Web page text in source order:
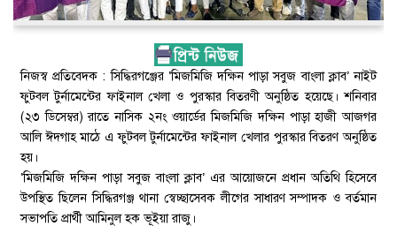
নিজস্ব প্রতিবেদক : সিদ্ধিরগঞ্জের ‘মিজমিজি দক্ষিন পাড়া সবুজ বাংলা ক্লাব’ নাইট
ফুটবল টুর্নামেন্টের ফাইনাল খেলা ও পুরস্কার বিতরণী অনুষ্ঠিত হয়েছে। শনিবার
(২৩ ডিসেম্বর) রাতে নাসিক ২নং ওয়ার্ডের মিজমিজি দক্ষিন পাড়া হাজী আজগর
আলি ঈদগাহ মাঠে এ ফুটবল টুর্নামেন্টের ফাইনাল খেলার পুরস্কার বিতরণ অনুষ্ঠিত
হয়।
‘মিজমিজি দক্ষিন পাড়া সবুজ বাংলা ক্লাব’ এর আয়োজনে প্রধান অতিথি হিসেবে
উপস্থিত ছিলেন সিদ্ধিরগঞ্জ থানা স্বেচ্ছাসেবক লীগের সাধারণ সম্পাদক ও বর্তমান
সভাপতি প্রার্থী আমিনুল হক ভূইয়া রাজু।